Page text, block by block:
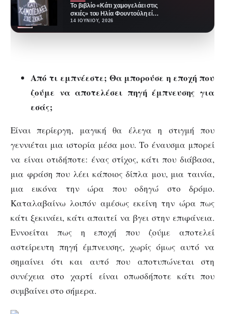
Το βιβλίο «Κάτι χαμογελάει στις
σκιές» του Ηλία Φουντούλη είναι
μια συλλογή από παράξενες,
14 ΙΟΥΝΊΟΥ, 2026
Από τι εμπνέεστε; Θα μπορούσε η εποχή που
ζούμε να αποτελέσει πηγή έμπνευσης για
εσάς;
Είναι περίεργη, μαγική θα έλεγα η στιγμή που
γεννιέται μια ιστορία μέσα μου. Το έναυσμα μπορεί
να είναι οτιδήποτε: ένας στίχος, κάτι που διάβασα,
μια φράση που λέει κάποιος δίπλα μου, μια ταινία,
μια εικόνα την ώρα που οδηγώ στο δρόμο.
Καταλαβαίνω λοιπόν αμέσως εκείνη την ώρα πως
κάτι ξεκινάει, κάτι απαιτεί να βγει στην επιφάνεια.
Εννοείται πως η εποχή που ζούμε αποτελεί
αστείρευτη πηγή έμπνευσης, χωρίς όμως αυτό να
σημαίνει ότι και αυτό που αποτυπώνεται στη
συνέχεια στο χαρτί είναι οπωσδήποτε κάτι που
συμβαίνει στο σήμερα.